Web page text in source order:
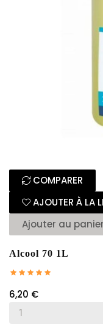
COMPARER
AJOUTER À LA
Ajouter au panier
Alcool 70 1L
6,20 €